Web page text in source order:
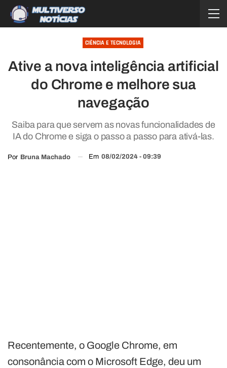
CIÊNCIA E TECNOLOGIA
Ative a nova inteligência artificial
do Chrome e melhore sua
navegação
Saiba para que servem as novas funcionalidades de
IA do Chrome e siga o passo a passo para ativá-las.
Por Bruna Machado Em 08/02/2024 - 09:39
Recentemente, o Google Chrome, em
consonância com o Microsoft Edge, deu um